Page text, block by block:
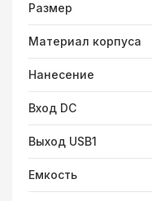
Размер
Материал корпуса
Нанесение
Вход DC
Выход USB1
Емкость